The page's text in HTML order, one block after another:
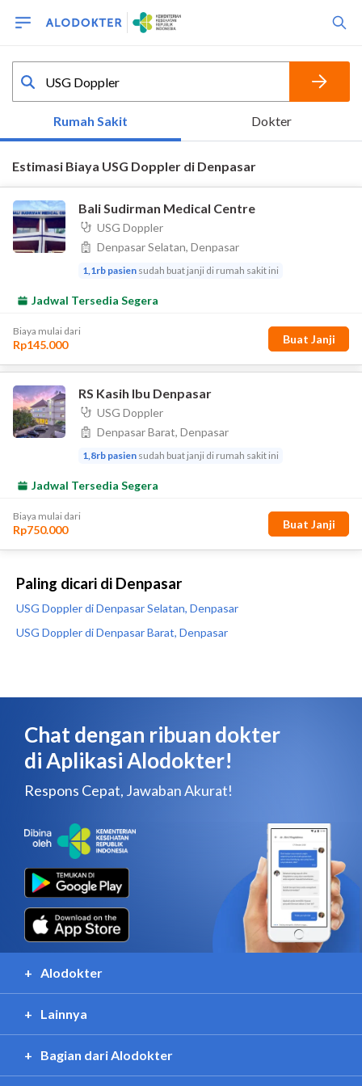
Paling dicari di Denpasar
USG Doppler di Denpasar Selatan, Denpasar
USG Doppler di Denpasar Barat, Denpasar